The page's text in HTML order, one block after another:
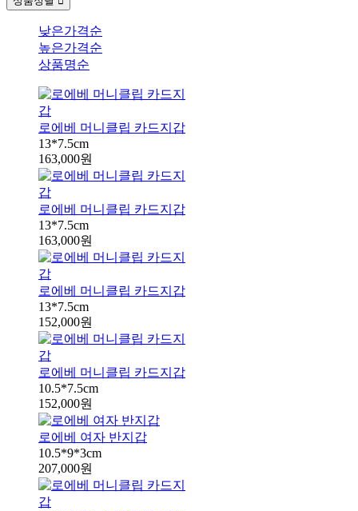
낮은가격순
높은가격순
상품명순
로에베 머니클립 카드지갑
13*7.5cm
163,000원
로에베 머니클립 카드지갑
13*7.5cm
163,000원
로에베 머니클립 카드지갑
13*7.5cm
152,000원
로에베 머니클립 카드지갑
10.5*7.5cm
152,000원
로에베 여자 반지갑
10.5*9*3cm
207,000원